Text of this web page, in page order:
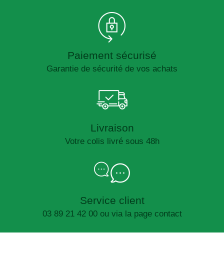
Paiement sécurisé
Garantie de sécurité de vos achats
Livraison
Votre colis livré sous 48h
Service client
03 89 21 42 00 ou via la page contact